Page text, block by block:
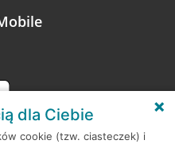
dla Ciebie
cookie (tzw. ciasteczek) i